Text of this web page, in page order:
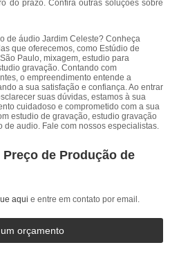
do prazo. Confira outras soluções sobre
de áudio Jardim Celeste? Conheça
que oferecemos, como Estúdio de
Paulo, mixagem, estudio para
gravação. Contando com
o empreendimento entende a
a sua satisfação e confiança. Ao entrar
suas dúvidas, estamos à sua
cuidadoso e comprometido com a sua
estudio de gravação, estudio gravação
de audio. Fale com nossos especialistas.
de Produção de
aqui e entre em contato por email.
orçamento